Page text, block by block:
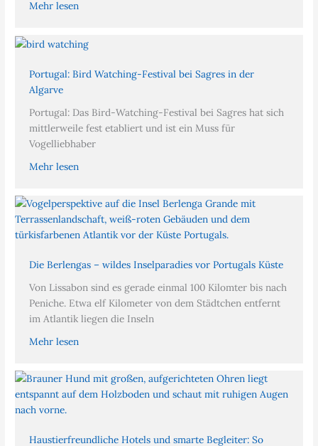
Mehr lesen
Portugal: Bird Watching-Festival bei Sagres in der
Algarve
Portugal: Das Bird-Watching-Festival bei Sagres hat sich
mittlerweile fest etabliert und ist ein Muss für
Vogelliebhaber
Mehr lesen
Die Berlengas – wildes Inselparadies vor Portugals Küste
Von Lissabon sind es gerade einmal 100 Kilomter bis nach
Peniche. Etwa elf Kilometer von dem Städtchen entfernt
im Atlantik liegen die Inseln
Mehr lesen
Haustierfreundliche Hotels und smarte Begleiter: So